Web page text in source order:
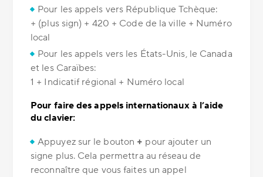
Pour les appels vers République Tchèque:
+ (plus sign) + 420 + Code de la ville + Numéro
local
Pour les appels vers les États-Unis, le Canada
et les Caraïbes:
1 + Indicatif régional + Numéro local
Pour faire des appels internationaux à l’aide
du clavier:
Appuyez sur le bouton + pour ajouter un
signe plus. Cela permettra au réseau de
reconnaître que vous faites un appel